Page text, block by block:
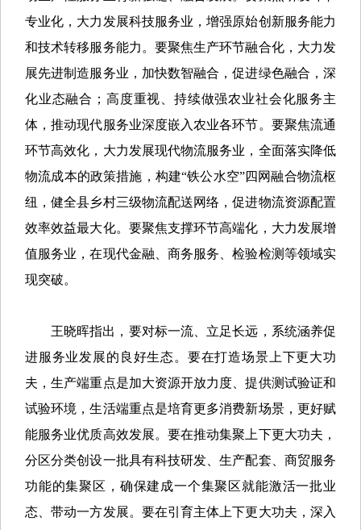
专业化，大力发展科技服务业，增强原始创新服务能力
和技术转移服务能力。要聚焦生产环节融合化，大力发
展先进制造服务业，加快数智融合，促进绿色融合，深
化业态融合；高度重视、持续做强农业社会化服务主
体，推动现代服务业深度嵌入农业各环节。要聚焦流通
环节高效化，大力发展现代物流服务业，全面落实降低
物流成本的政策措施，构建“铁公水空”四网融合物流枢
纽，健全县乡村三级物流配送网络，促进物流资源配置
效率效益最大化。要聚焦支撑环节高端化，大力发展增
值服务业，在现代金融、商务服务、检验检测等领域实
现突破。
王晓晖指出，要对标一流、立足长远，系统涵养促
进服务业发展的良好生态。要在打造场景上下更大功
夫，生产端重点是加大资源开放力度、提供测试验证和
试验环境，生活端重点是培育更多消费新场景，更好赋
能服务业优质高效发展。要在推动集聚上下更大功夫，
分区分类创设一批具有科技研发、生产配套、商贸服务
功能的集聚区，确保建成一个集聚区就能激活一批业
态、带动一方发展。要在引育主体上下更大功夫，深入